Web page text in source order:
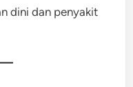
dini dan penyakit